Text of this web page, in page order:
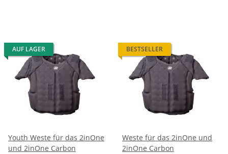
AUF LAGER
Youth Weste für das 2inOne
und 2inOne Carbon
BESTSELLER
Weste für das 2inOne und
2inOne Carbon